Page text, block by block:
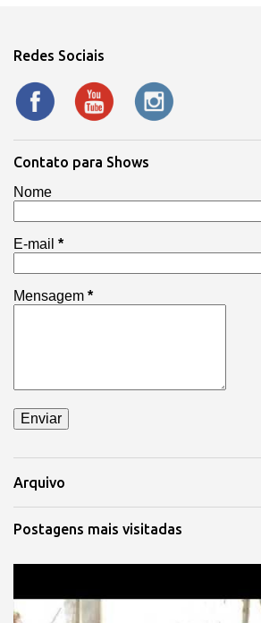
Redes Sociais
Contato para Shows
Nome
E-mail *
Mensagem *
Arquivo
Postagens mais visitadas